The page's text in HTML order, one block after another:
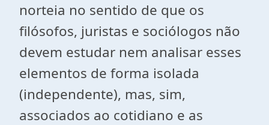
norteia no sentido de que os
filósofos, juristas e sociólogos não
devem estudar nem analisar esses
elementos de forma isolada
(independente), mas, sim,
associados ao cotidiano e as